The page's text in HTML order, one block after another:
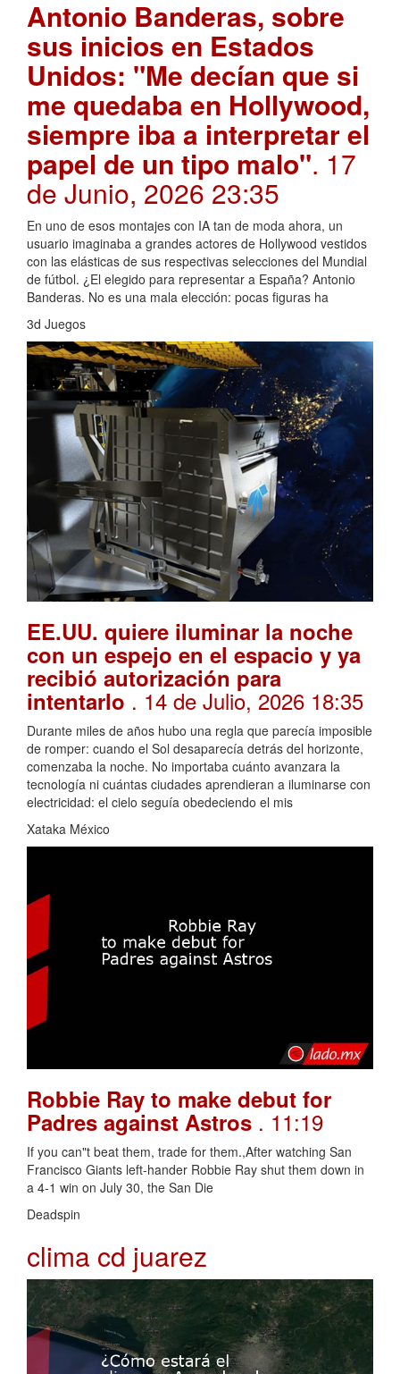
Antonio Banderas, sobre
sus inicios en Estados
Unidos: "Me decían que si
me quedaba en Hollywood,
siempre iba a interpretar el
papel de un tipo malo". 17
de Junio, 2026 23:35
En uno de esos montajes con IA tan de moda ahora, un
usuario imaginaba a grandes actores de Hollywood vestidos
con las elásticas de sus respectivas selecciones del Mundial
de fútbol. ¿El elegido para representar a España? Antonio
Banderas. No es una mala elección: pocas figuras ha
3d Juegos
EE.UU. quiere iluminar la noche
con un espejo en el espacio y ya
recibió autorización para
intentarlo . 14 de Julio, 2026 18:35
Durante miles de años hubo una regla que parecía imposible
de romper: cuando el Sol desaparecía detrás del horizonte,
comenzaba la noche. No importaba cuánto avanzara la
tecnología ni cuántas ciudades aprendieran a iluminarse con
electricidad: el cielo seguía obedeciendo el mis
Xataka México
Robbie Ray to make debut for
Padres against Astros . 11:19
If you can"t beat them, trade for them.,After watching San
Francisco Giants left-hander Robbie Ray shut them down in
a 4-1 win on July 30, the San Die
Deadspin
clima cd juarez